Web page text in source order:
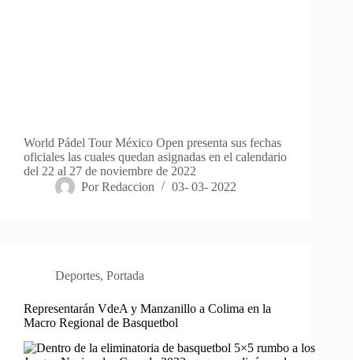
World Pádel Tour México Open presenta sus fechas
oficiales las cuales quedan asignadas en el calendario
del 22 al 27 de noviembre de 2022
Por Redaccion 03- 03- 2022
Deportes, Portada
Representarán VdeA y Manzanillo a Colima en la
Macro Regional de Basquetbol